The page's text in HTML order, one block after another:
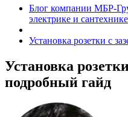
Блог компании МБР-
электрике и сантехнике
Установка розетки с
Установка
подробный гайд